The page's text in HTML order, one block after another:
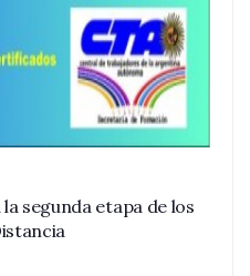
segunda etapa de los